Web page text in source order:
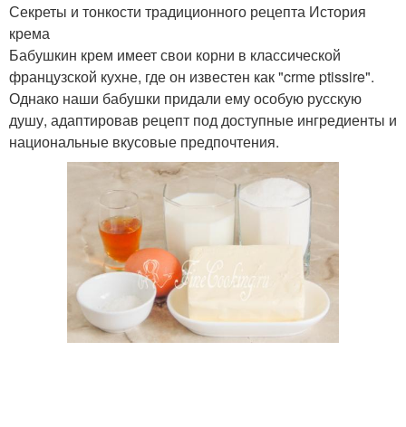
Натуральный крем Крем для кожи
Крем в баночку Масла для крема
Консерванты в
домашнем креме
Тональный крем
Домашний крем Сливочный крем
Секреты и тонкости традиционного рецепта История
крема
Бабушкин крем имеет свои корни в классической
французской кухне, где он известен как "crme ptissire".
Однако наши бабушки придали ему особую русскую
душу, адаптировав рецепт под доступные ингредиенты и
национальные вкусовые предпочтения.